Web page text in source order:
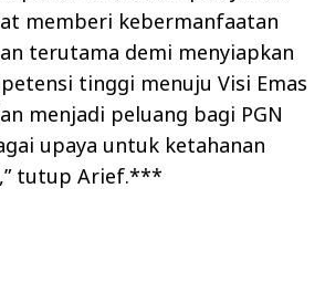
memberi kebermanfaatan
terutama demi menyiapkan
tinggi menuju Visi Emas
menjadi peluang bagi PGN
upaya untuk ketahanan
tutup Arief.***